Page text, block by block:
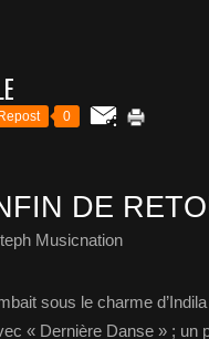
Repost 0
DE
Musicnation
sous le charme
« Dernière Danse » ; un